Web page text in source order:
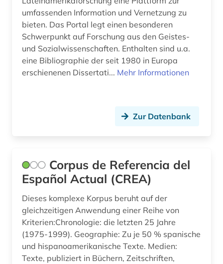
iberoromanistik (60)
informationswissenschaft (1)
internetportal (1)
karibik (1)
karte (1)
katalanien (1)
katalanisch (1)
katalanistik (1)
umfassenden Information und Vernetzung zu
bieten. Das Portal legt einen besonderen
Schwerpunkt auf Forschung aus den Geistes-
und Sozialwissenschaften. Enthalten sind u.a.
eine Bibliographie der seit 1980 in Europa
erschienenen Dissertati... Mehr Informationen
Zur Datenbank
Corpus de Referencia del
Español Actual (CREA)
Dieses komplexe Korpus beruht auf der
gleichzeitigen Anwendung einer Reihe von
Kriterien:Chronologie: die letzten 25 Jahre
(1975-1999). Geographie: Zu je 50 % spanische
und hispanoamerikanische Texte. Medien:
Texte, publiziert in Büchern, Zeitschriften,